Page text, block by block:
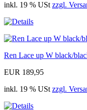
inkl. 19 % USt zzgl.
Ren Lace up W black/
EUR 189,95
inkl. 19 % USt zzgl.